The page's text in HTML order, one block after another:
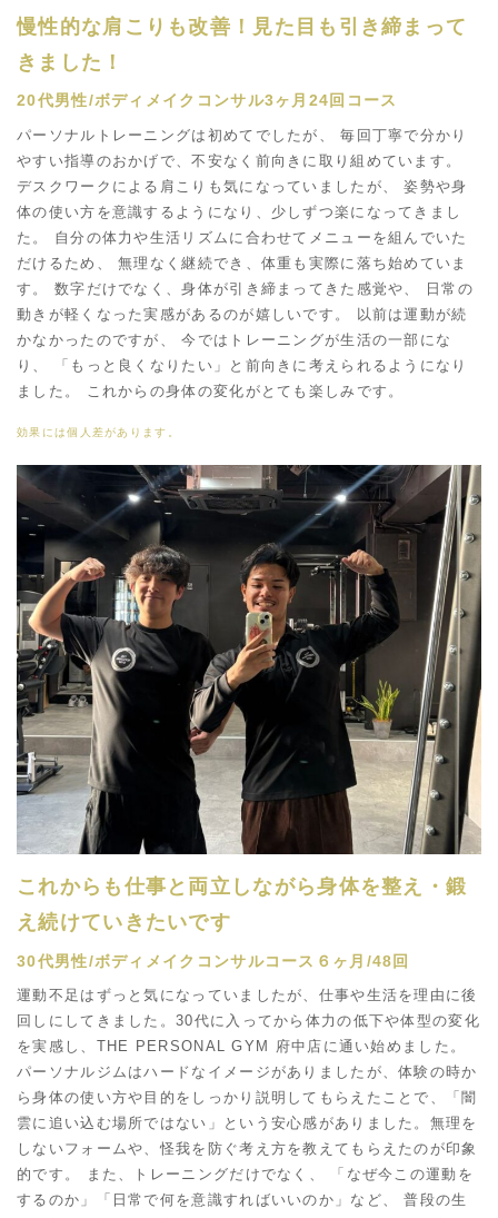
慢性的な肩こりも改善！見た目も引き締まって
きました！
20代男性/ボディメイクコンサル3ヶ月24回コース
パーソナルトレーニングは初めてでしたが、 毎回丁寧で分かり
やすい指導のおかげで、不安なく前向きに取り組めています。
デスクワークによる肩こりも気になっていましたが、 姿勢や身
体の使い方を意識するようになり、少しずつ楽になってきまし
た。 自分の体力や生活リズムに合わせてメニューを組んでいた
だけるため、 無理なく継続でき、体重も実際に落ち始めていま
す。 数字だけでなく、身体が引き締まってきた感覚や、 日常の
動きが軽くなった実感があるのが嬉しいです。 以前は運動が続
かなかったのですが、 今ではトレーニングが生活の一部にな
り、 「もっと良くなりたい」と前向きに考えられるようになり
ました。 これからの身体の変化がとても楽しみです。
効果には個人差があります。
これからも仕事と両立しながら身体を整え・鍛
え続けていきたいです
30代男性/ボディメイクコンサルコース６ヶ月/48回
運動不足はずっと気になっていましたが、仕事や生活を理由に後
回しにしてきました。30代に入ってから体力の低下や体型の変化
を実感し、THE PERSONAL GYM 府中店に通い始めました。
パーソナルジムはハードなイメージがありましたが、体験の時か
ら身体の使い方や目的をしっかり説明してもらえたことで、「闇
雲に追い込む場所ではない」という安心感がありました。無理を
しないフォームや、怪我を防ぐ考え方を教えてもらえたのが印象
的です。 また、トレーニングだけでなく、 「なぜ今この運動を
するのか」「日常で何を意識すればいいのか」など、 普段の生